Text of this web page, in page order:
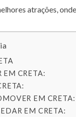
atrações,
EM CRETA:
EM CRETA:
EM CRETA: